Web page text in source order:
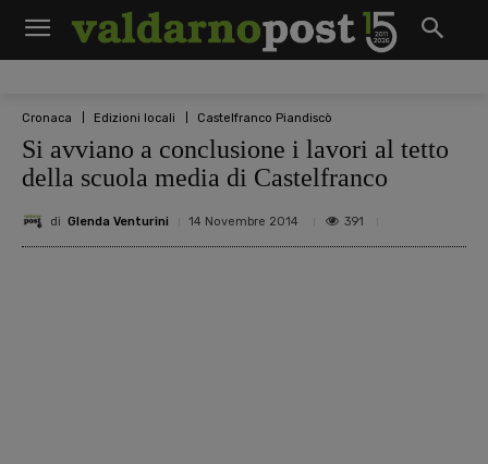
Cronaca Edizioni locali Castelfranco Piandiscò
Si avviano a conclusione i lavori al tetto
della scuola media di Castelfranco
di Glenda Venturini 14 Novembre 2014 391